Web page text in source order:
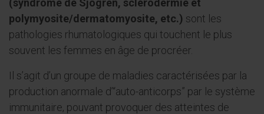
(syndrome de Sjögren, sclérodermie et
polymyosite/dermatomyosite, etc.) sont les
pathologies rhumatologiques qui touchent le plus
souvent les femmes en âge de procréer.
Il s’agit d’un groupe de maladies caractérisées par la
production anormale d’“auto-anticorps” par le système
immunitaire, pouvant provoquer des atteintes de